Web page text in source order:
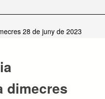
28 de juny de 2023
dimecres